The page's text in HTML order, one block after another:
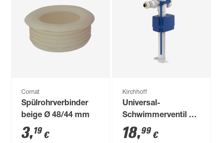
Cornat
Spülrohrverbinder
beige Ø 48/44 mm
3,19 €
Kirchhoff
Universal-
Schwimmerventil 6-
9 l
18,99 €